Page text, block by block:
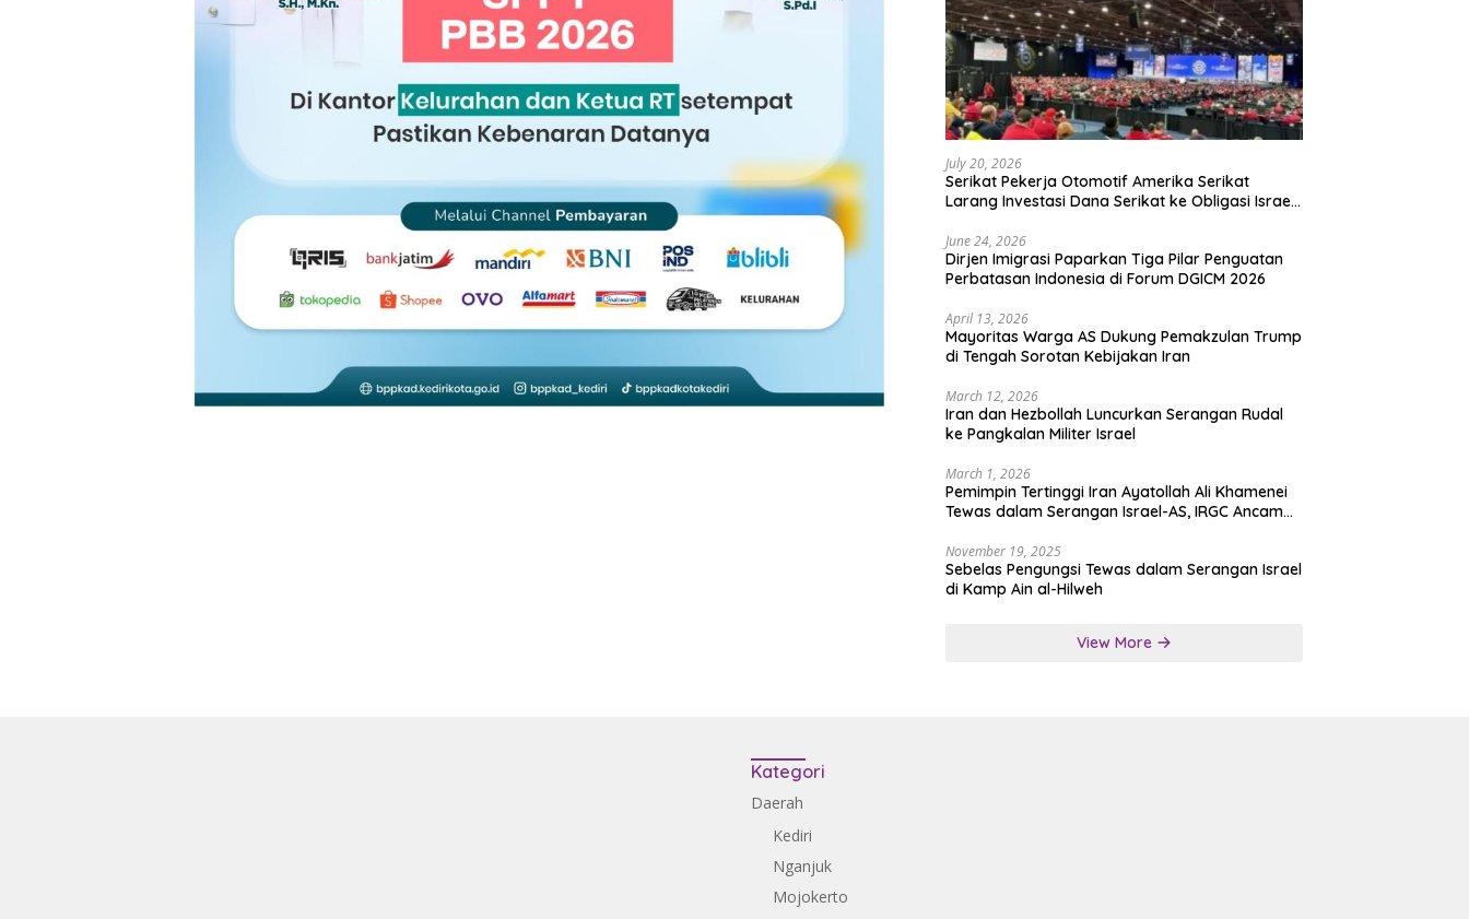
July 20, 2026
Serikat Pekerja Otomotif Amerika Serikat
Larang Investasi Dana Serikat ke Obligasi Israel,
June 24, 2026
Dirjen Imigrasi Paparkan Tiga Pilar Penguatan
Perbatasan Indonesia di Forum DGICM 2026
April 13, 2026
Mayoritas Warga AS Dukung Pemakzulan Trump
di Tengah Sorotan Kebijakan Iran
March 12, 2026
Iran dan Hezbollah Luncurkan Serangan Rudal
ke Pangkalan Militer Israel
March 1, 2026
Pemimpin Tertinggi Iran Ayatollah Ali Khamenei
Tewas dalam Serangan Israel-AS, IRGC Ancam
November 19, 2025
Sebelas Pengungsi Tewas dalam Serangan Israel
di Kamp Ain al-Hilweh
View More
Kategori
Daerah
Kediri
Nganjuk
Mojokerto